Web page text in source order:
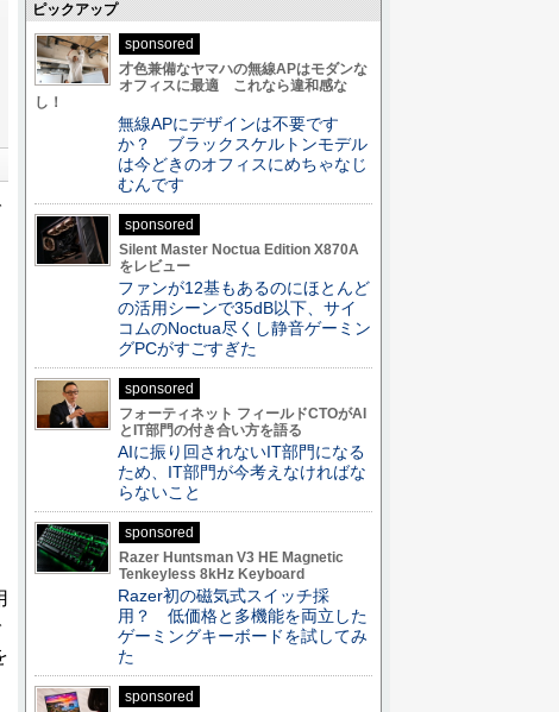
ピックアップ
sponsored
才色兼備なヤマハの無線APはモダンな
オフィスに最適 これなら違和感な
し！
無線APにデザインは不要です
か？ ブラックスケルトンモデル
は今どきのオフィスにめちゃなじ
むんです
sponsored
Silent Master Noctua Edition X870A
をレビュー
ファンが12基もあるのにほとんど
の活用シーンで35dB以下、サイ
コムのNoctua尽くし静音ゲーミン
グPCがすごすぎた
sponsored
フォーティネット フィールドCTOがAI
とIT部門の付き合い方を語る
AIに振り回されないIT部門になる
ため、IT部門が今考えなければな
らないこと
sponsored
Razer Huntsman V3 HE Magnetic
Tenkeyless 8kHz Keyboard
Razer初の磁気式スイッチ採
用？ 低価格と多機能を両立した
ゲーミングキーボードを試してみ
た
sponsored